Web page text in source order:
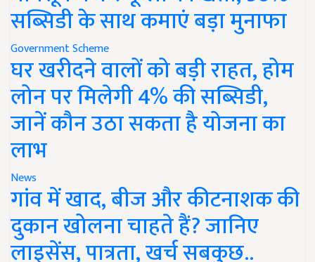
सब्सिडी के साथ कमाएं बड़ा मुनाफा
Government Scheme
घर खरीदने वालों को बड़ी राहत, होम
लोन पर मिलेगी 4% की सब्सिडी,
जानें कौन उठा सकता है योजना का
लाभ
News
गांव में खाद, बीज और कीटनाशक की
दुकान खोलना चाहते हैं? जानिए
लाइसेंस, पात्रता, खर्च सबकुछ..